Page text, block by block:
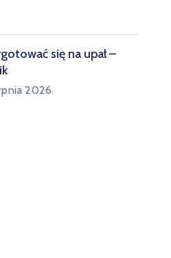
się na upał –
2026